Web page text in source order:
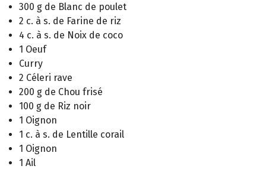
300 g de Blanc de poulet
2 c. à s. de Farine de riz
4 c. à s. de Noix de coco
1 Oeuf
Curry
2 Céleri rave
200 g de Chou frisé
100 g de Riz noir
1 Oignon
1 c. à s. de Lentille corail
1 Oignon
1 Ail